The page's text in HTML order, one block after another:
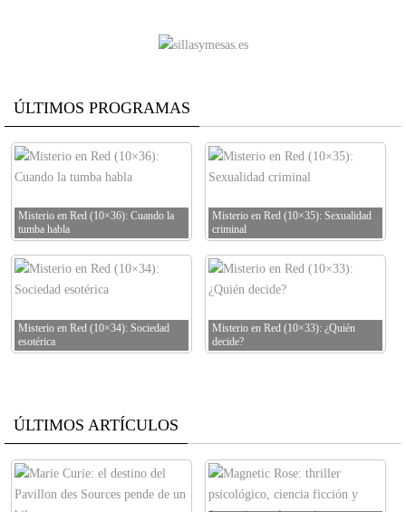
ÚLTIMOS PROGRAMAS
Misterio en Red (10×36): Cuando la
tumba habla
Misterio en Red (10×35): Sexualidad
criminal
Misterio en Red (10×34): Sociedad
esotérica
Misterio en Red (10×33): ¿Quién
decide?
ÚLTIMOS ARTÍCULOS